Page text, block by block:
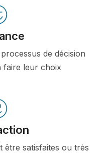
de décision
faire leur choix
être satisfaites ou très